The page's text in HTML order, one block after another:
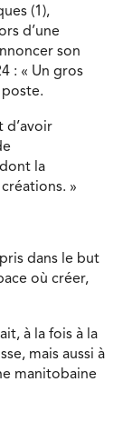
(1),
d’une
son
: « Un gros
d’avoir
la
»
dans le but
où créer,
à la fois à la
mais aussi à
manitobaine